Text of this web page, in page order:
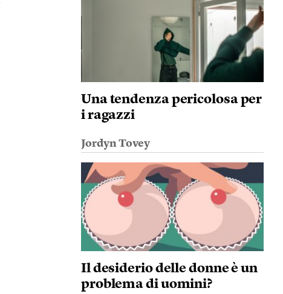
Una tendenza pericolosa per
i ragazzi
Jordyn Tovey
Il desiderio delle donne è un
problema di uomini?